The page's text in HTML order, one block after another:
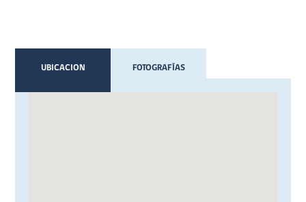
UBICACION FOTOGRAFÍAS